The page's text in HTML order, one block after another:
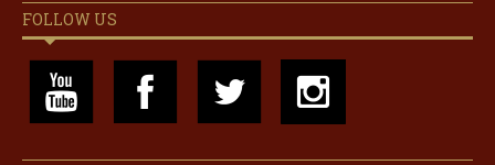
FOLLOW US